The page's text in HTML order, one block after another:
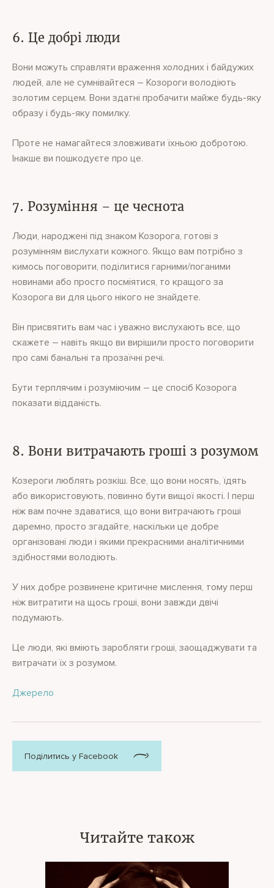
6. Це добрі люди
Вони можуть справляти враження холодних і байдужих
людей, але не сумнівайтеся – Козороги володіють
золотим серцем. Вони здатні пробачити майже будь-яку
образу і будь-яку помилку.
Проте не намагайтеся зловживати їхньою добротою.
Інакше ви пошкодуєте про це.
7. Розуміння – це чеснота
Люди, народжені під знаком Козорога, готові з
розумінням вислухати кожного. Якщо вам потрібно з
кимось поговорити, поділитися гарними/поганими
новинами або просто посміятися, то кращого за
Козорога ви для цього нікого не знайдете.
Він присвятить вам час і уважно вислухають все, що
скажете – навіть якщо ви вирішили просто поговорити
про самі банальні та прозаїчні речі.
Бути терплячим і розуміючим – це спосіб Козорога
показати відданість.
8. Вони витрачають гроші з розумом
Козероги люблять розкіш. Все, що вони носять, їдять
або використовують, повинно бути вищої якості. І перш
ніж вам почне здаватися, що вони витрачають гроші
даремно, просто згадайте, наскільки це добре
організовані люди і якими прекрасними аналітичними
здібностями володіють.
У них добре розвинене критичне мислення, тому перш
ніж витратити на щось гроші, вони завжди двічі
подумають.
Це люди, які вміють заробляти гроші, заощаджувати та
витрачати їх з розумом.
Джерело
Поділитись у Facebook
Читайте також